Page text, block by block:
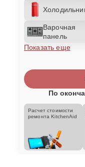
Варочная
панель
Показать еще
По
Расчет стоимости
ремонта KitchenAid